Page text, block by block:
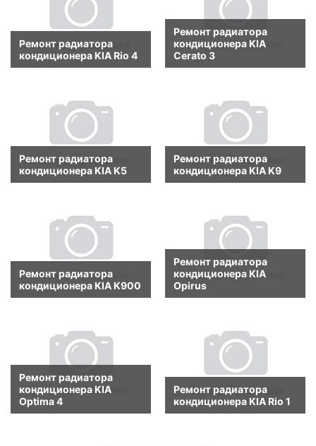
Ремонт радиатора
кондиционера KIA Rio 4
Ремонт радиатора
кондиционера KIA
Cerato 3
Ремонт радиатора
кондиционера KIA K5
Ремонт радиатора
кондиционера KIA K9
Ремонт радиатора
кондиционера KIA K900
Ремонт радиатора
кондиционера KIA
Opirus
Ремонт радиатора
кондиционера KIA
Optima 4
Ремонт радиатора
кондиционера KIA Rio 1